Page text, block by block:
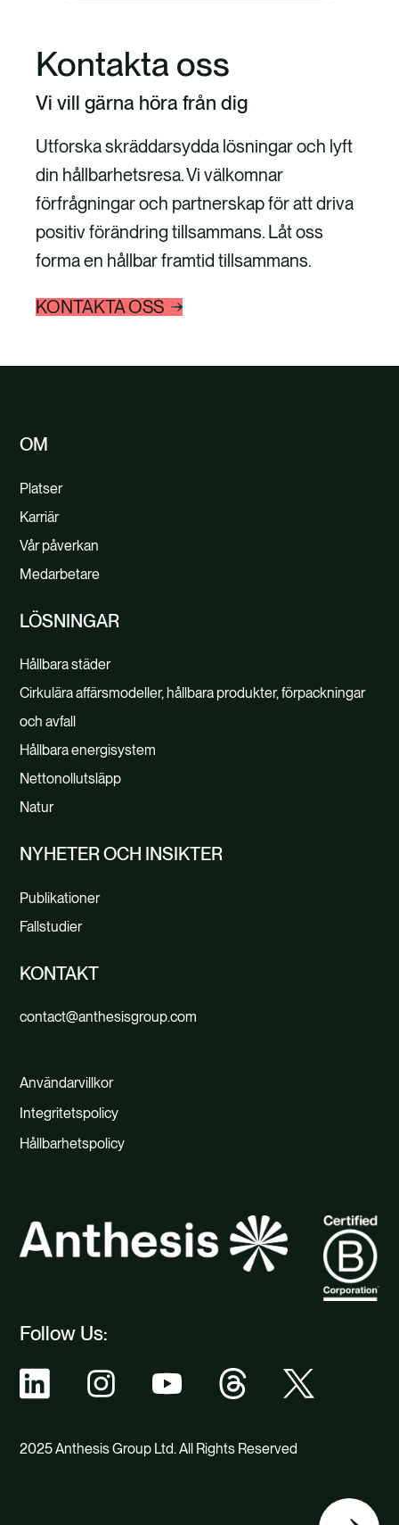
Kontakta oss
Vi vill gärna höra från dig
Utforska skräddarsydda lösningar och lyft
din hållbarhetsresa. Vi välkomnar
förfrågningar och partnerskap för att driva
positiv förändring tillsammans. Låt oss
forma en hållbar framtid tillsammans.
KONTAKTA OSS
Follow Us:
2025 Anthesis Group Ltd. All Rights Reserved
OM
Platser
Karriär
Vår påverkan
Medarbetare
LÖSNINGAR
Hållbara städer
Cirkulära affärsmodeller, hållbara produkter, förpackningar
och avfall
Hållbara energisystem
Nettonollutsläpp
Natur
NYHETER OCH INSIKTER
Publikationer
Fallstudier
KONTAKT
contact@anthesisgroup.com
Användarvillkor
Integritetspolicy
Hållbarhetspolicy